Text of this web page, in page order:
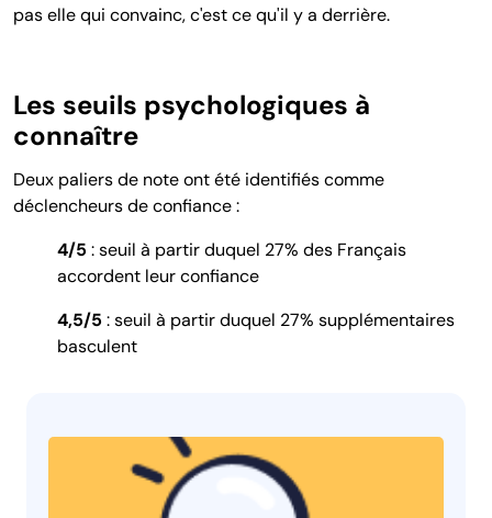
pas elle qui convainc, c'est ce qu'il y a derrière.
Les seuils psychologiques à
connaître
Deux paliers de note ont été identifiés comme
déclencheurs de confiance :
4/5 : seuil à partir duquel 27% des Français
accordent leur confiance
4,5/5 : seuil à partir duquel 27% supplémentaires
basculent